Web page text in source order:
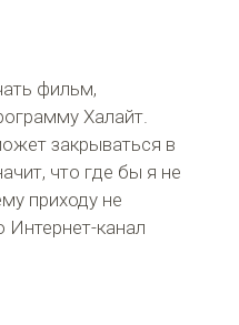
фильм,
Халайт.
закрываться в
что где бы я не
приходу не
Интернет-канал